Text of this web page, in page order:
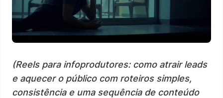
(Reels para infoprodutores: como atrair leads
e aquecer o público com roteiros simples,
consistência e uma sequência de conteúdo